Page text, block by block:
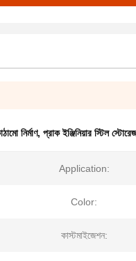
নির্মাণ, প্রাক ইঞ্জিনিয়ার স্টিল
Application:
Color:
কাস্টমাইজেশন: